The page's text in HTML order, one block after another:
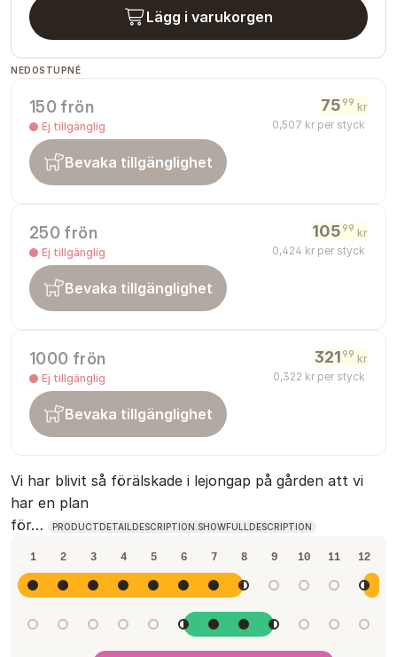
Lägg i varukorgen
NEDOSTUPNÉ
150 frön
Ej tillgänglig
75 99 kr
0,507 kr per styck
Bevaka tillgänglighet
250 frön
Ej tillgänglig
105 99 kr
0,424 kr per styck
Bevaka tillgänglighet
1000 frön
Ej tillgänglig
321 99 kr
0,322 kr per styck
Bevaka tillgänglighet
Vi har blivit så förälskade i lejongap på gården att vi
har en plan
för…
PRODUCTDETAILDESCRIPTION.SHOWFULLDESCRIPTION
1 2 3 4 5 6 7 8 9 10 11 12